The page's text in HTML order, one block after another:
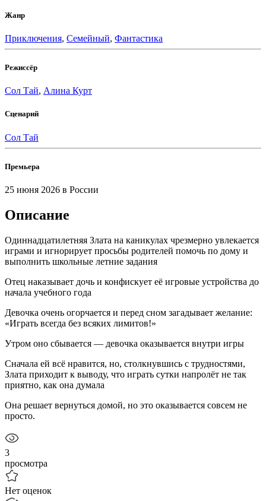
Жанр
Приключения, Семейный, Фантастика
Режиссёр
Сол Тай, Алина Курт
Сценарий
Сол Тай
Премьера
25 июня 2026 в России
Описание
Одиннадцатилетняя Злата на каникулах чрезмерно увлекается
играми и игнорирует просьбы родителей помочь по дому и
выполнить школьные летние задания
Отец наказывает дочь и конфискует её игровые устройства до
начала учебного года
Девочка очень огорчается и перед сном загадывает желание:
«Играть всегда без всяких лимитов!»
Утром оно сбывается — девочка оказывается внутри игры
Сначала ей всё нравится, но, столкнувшись с трудностями,
Злата приходит к выводу, что играть сутки напролёт не так
приятно, как она думала
Она решает вернуться домой, но это оказывается совсем не
просто.
3
просмотра
Нет оценок